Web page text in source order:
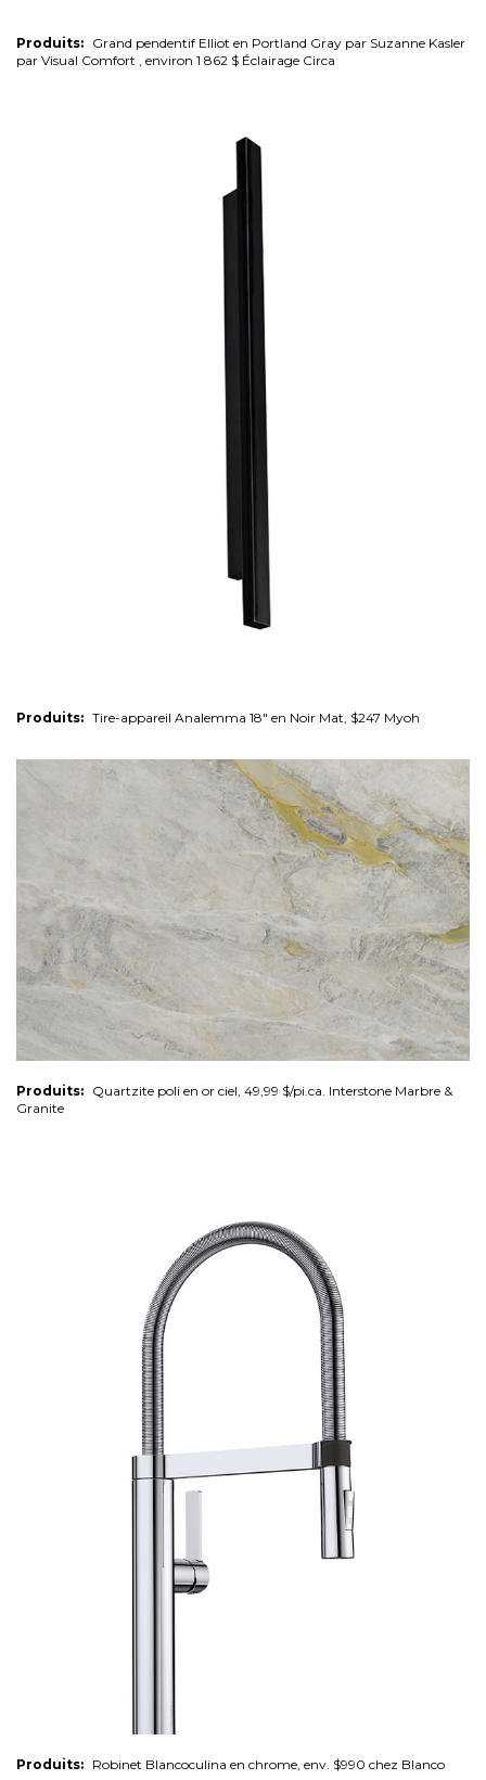
Produits: Grand pendentif Elliot en Portland Gray par Suzanne Kasler
par Visual Comfort , environ 1 862 $ Éclairage Circa
Produits: Tire-appareil Analemma 18" en Noir Mat, $247 Myoh
Produits: Quartzite poli en or ciel, 49,99 $/pi.ca. Interstone Marbre &
Granite
Produits: Robinet Blancoculina en chrome, env. $990 chez Blanco